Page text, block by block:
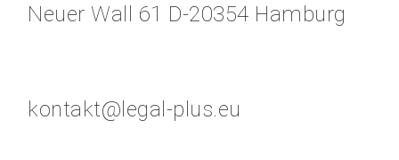
Neuer Wall 61 D-20354 Hamburg
kontakt@legal-plus.eu